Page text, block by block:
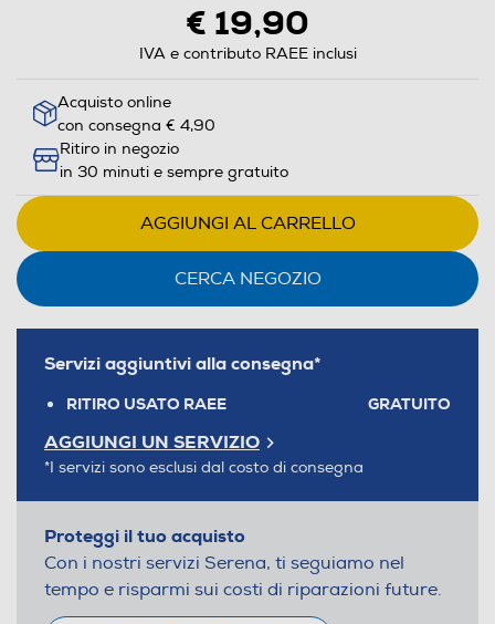
€ 19,90
IVA e contributo RAEE inclusi
Acquisto online
con consegna € 4,90
Ritiro in negozio
in 30 minuti e sempre gratuito
AGGIUNGI AL CARRELLO
CERCA NEGOZIO
Servizi aggiuntivi alla consegna*
RITIRO USATO RAEE GRATUITO
AGGIUNGI UN SERVIZIO
*I servizi sono esclusi dal costo di consegna
Proteggi il tuo acquisto
Con i nostri servizi Serena, ti seguiamo nel
tempo e risparmi sui costi di riparazioni future.